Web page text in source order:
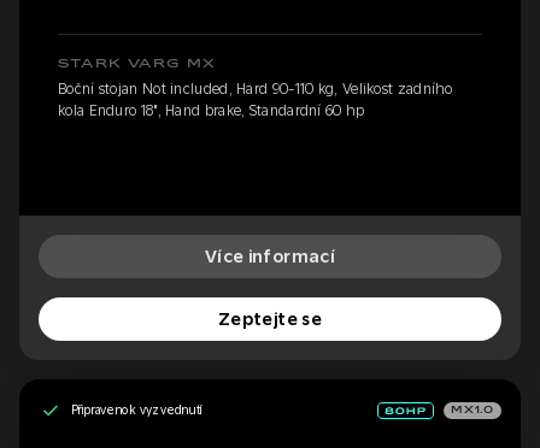
STARK VARG MX
Boční stojan Not included, Hard 90-110 kg, Velikost zadního
kola Enduro 18", Hand brake, Standardní 60 hp
Více informací
Zeptejte se
Připraveno k vyzvednutí MX1.0